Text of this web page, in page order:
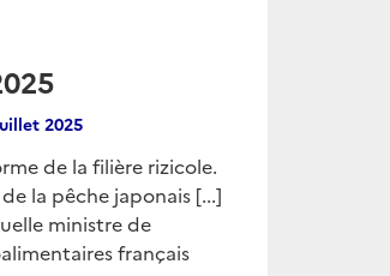
2025
de la filière rizicole.
la pêche japonais [...]
ministre de
français